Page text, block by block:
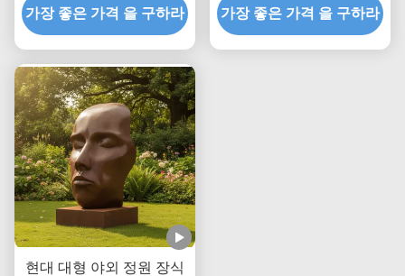
가장 좋은 가격 을 구하라
을 위한 현실적 동물 예술
가장 좋은 가격 을 구하라
현대 대형 야외 정원 장식